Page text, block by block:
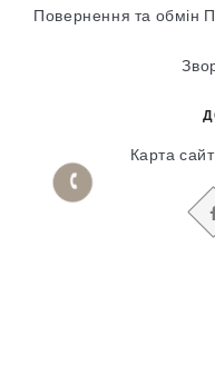
Повернення та обмін
Карта